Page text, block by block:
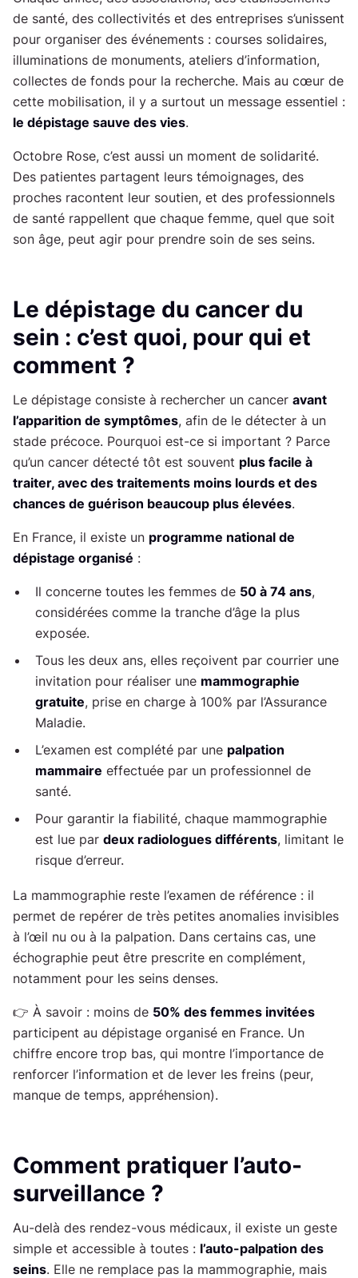
de santé, des collectivités et des entreprises s’unissent
pour organiser des événements : courses solidaires,
illuminations de monuments, ateliers d’information,
collectes de fonds pour la recherche. Mais au cœur de
cette mobilisation, il y a surtout un message essentiel :
le dépistage sauve des vies.
Octobre Rose, c’est aussi un moment de solidarité.
Des patientes partagent leurs témoignages, des
proches racontent leur soutien, et des professionnels
de santé rappellent que chaque femme, quel que soit
son âge, peut agir pour prendre soin de ses seins.
Le dépistage du cancer du
sein : c’est quoi, pour qui et
comment ?
Le dépistage consiste à rechercher un cancer avant
l’apparition de symptômes, afin de le détecter à un
stade précoce. Pourquoi est-ce si important ? Parce
qu’un cancer détecté tôt est souvent plus facile à
traiter, avec des traitements moins lourds et des
chances de guérison beaucoup plus élevées.
En France, il existe un programme national de
dépistage organisé :
Il concerne toutes les femmes de 50 à 74 ans,
considérées comme la tranche d’âge la plus
exposée.
Tous les deux ans, elles reçoivent par courrier une
invitation pour réaliser une mammographie
gratuite, prise en charge à 100% par l’Assurance
Maladie.
L’examen est complété par une palpation
mammaire effectuée par un professionnel de
santé.
Pour garantir la fiabilité, chaque mammographie
est lue par deux radiologues différents, limitant le
risque d’erreur.
La mammographie reste l’examen de référence : il
permet de repérer de très petites anomalies invisibles
à l’œil nu ou à la palpation. Dans certains cas, une
échographie peut être prescrite en complément,
notamment pour les seins denses.
👉 À savoir : moins de 50% des femmes invitées
participent au dépistage organisé en France. Un
chiffre encore trop bas, qui montre l’importance de
renforcer l’information et de lever les freins (peur,
manque de temps, appréhension).
Comment pratiquer l’auto-
surveillance ?
Au-delà des rendez-vous médicaux, il existe un geste
simple et accessible à toutes : l’auto-palpation des
seins. Elle ne remplace pas la mammographie, mais